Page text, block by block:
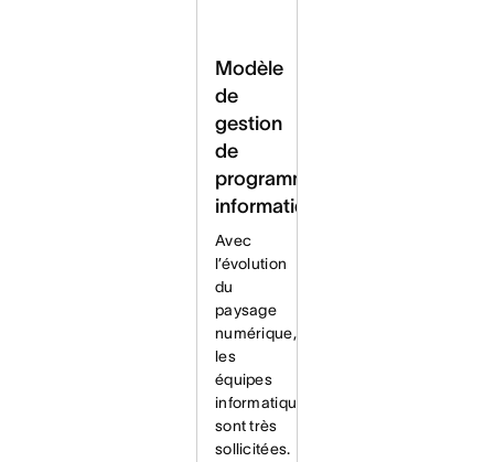
Modèle
de
gestion
de
programme
informatique
Avec
l’évolution
du
paysage
numérique,
les
équipes
informatiques
sont très
sollicitées.